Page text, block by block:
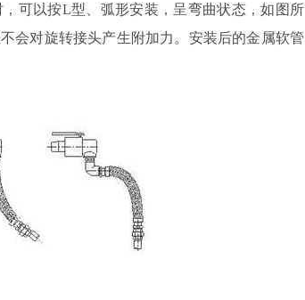
可以按L型、弧形安装，呈弯曲状态，如图所
会对旋转接头产生附加力。安装后的金属软管